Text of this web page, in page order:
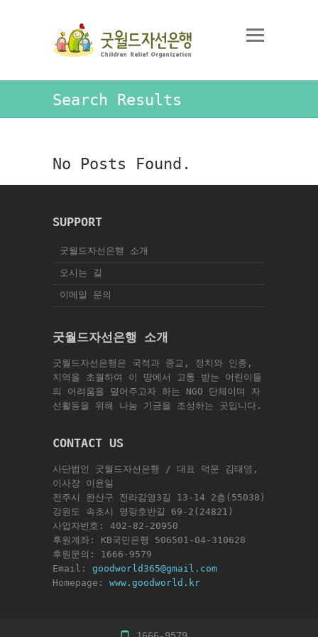
Search Results
No Posts Found.
SUPPORT
굿월드자선은행 소개
오시는 길
이메일 문의
굿월드자선은행 소개
굿월드자선은행은 국적과 종교, 정치와 인종,
지역을 초월하여 이 땅에서 고통 받는 어린이들
의 어려움을 덜어주고자 하는 NGO 단체이며 자
선활동을 위해 나눔 기금을 조성하는 곳입니다.
CONTACT US
사단법인 굿월드자선은행 / 대표 덕문 김태영,
이사장 이윤일
전주시 완산구 전라감영3길 13-14 2층(55038)
강원도 속초시 영랑호반길 69-2(24821)
사업자번호: 402-82-20950
후원계좌: KB국민은행 506501-04-310628
후원문의: 1666-9579
Email: goodworld365@gmail.com
Homepage: www.goodworld.kr